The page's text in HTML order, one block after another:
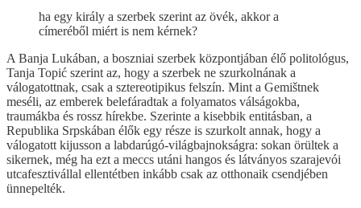
ha egy király a szerbek szerint az övék, akkor a
címeréből miért is nem kérnek?
A Banja Lukában, a boszniai szerbek központjában élő politológus,
Tanja Topić szerint az, hogy a szerbek ne szurkolnának a
válogatottnak, csak a sztereotipikus felszín. Mint a Gemištnek
meséli, az emberek belefáradtak a folyamatos válságokba,
traumákba és rossz hírekbe. Szerinte a kisebbik entitásban, a
Republika Srpskában élők egy része is szurkolt annak, hogy a
válogatott kijusson a labdarúgó-világbajnokságra: sokan örültek a
sikernek, még ha ezt a meccs utáni hangos és látványos szarajevói
utcafesztivállal ellentétben inkább csak az otthonaik csendjében
ünnepelték.